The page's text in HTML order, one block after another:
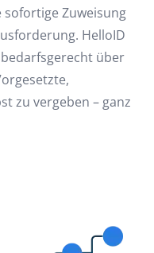
Zuweisung
HelloID
über
zu vergeben – ganz